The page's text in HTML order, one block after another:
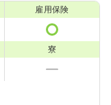
雇用保険
寮